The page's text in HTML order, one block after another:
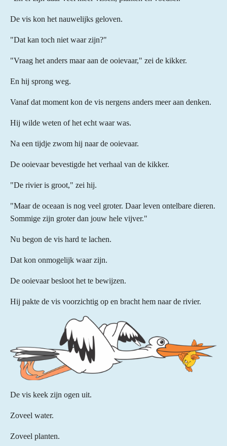
De vis kon het nauwelijks geloven.
"Dat kan toch niet waar zijn?"
"Vraag het anders maar aan de ooievaar," zei de kikker.
En hij sprong weg.
Vanaf dat moment kon de vis nergens anders meer aan denken.
Hij wilde weten of het echt waar was.
Na een tijdje zwom hij naar de ooievaar.
De ooievaar bevestigde het verhaal van de kikker.
"De rivier is groot," zei hij.
"Maar de oceaan is nog veel groter. Daar leven ontelbare dieren.
Sommige zijn groter dan jouw hele vijver."
Nu begon de vis hard te lachen.
Dat kon onmogelijk waar zijn.
De ooievaar besloot het te bewijzen.
Hij pakte de vis voorzichtig op en bracht hem naar de rivier.
De vis keek zijn ogen uit.
Zoveel water.
Zoveel planten.